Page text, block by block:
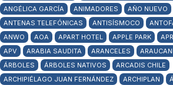
ANGÉLICA GARCÍA
ANIMADORES AÑO NUEVO
ANTENAS TELEFÓNICAS
ANTISÍSMOCO
ANWO
AOA APART HOTEL APPLE PARK
APV
ARABIA SAUDITA ARANCELES
ÁRBOLES
ÁRBOLES NATIVOS
ARCADIS CHILE
ARCHIPIÉLAGO JUAN FERNÁNDEZ
ARCHIPLAN